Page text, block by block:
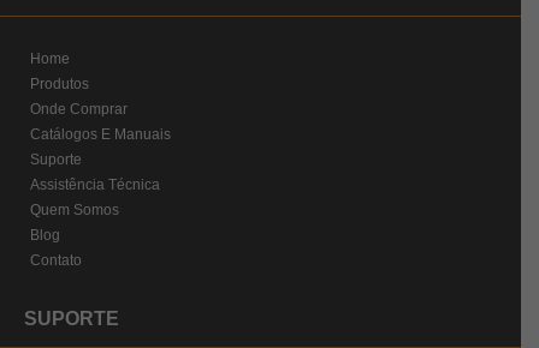
Home
Produtos
Onde Comprar
Catálogos E Manuais
Suporte
Assistência Técnica
Quem Somos
Blog
Contato
SUPORTE